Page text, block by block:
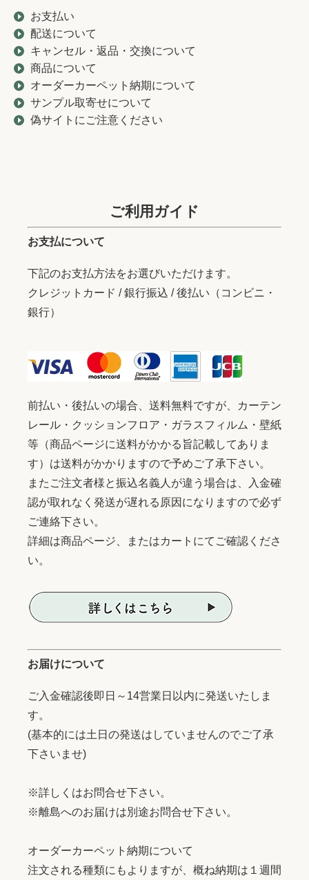
お支払い
配送について
キャンセル・返品・交換について
商品について
オーダーカーペット納期について
サンプル取寄せについて
偽サイトにご注意ください
ご利用ガイド
お支払について
下記のお支払方法をお選びいただけます。
クレジットカード / 銀行振込 / 後払い（コンビニ・
銀行）
前払い・後払いの場合、送料無料ですが、カーテン
レール・クッションフロア・ガラスフィルム・壁紙
等（商品ページに送料がかかる旨記載してありま
す）は送料がかかりますので予めご了承下さい。
またご注文者様と振込名義人が違う場合は、入金確
認が取れなく発送が遅れる原因になりますので必ず
ご連絡下さい。
詳細は商品ページ、またはカートにてご確認くださ
い。
お届けについて
ご入金確認後即日～14営業日以内に発送いたしま
す。
(基本的には土日の発送はしていませんのでご了承
下さいませ)
※詳しくはお問合せ下さい。
※離島へのお届けは別途お問合せ下さい。
オーダーカーペット納期について
注文される種類にもよりますが、概ね納期は１週間